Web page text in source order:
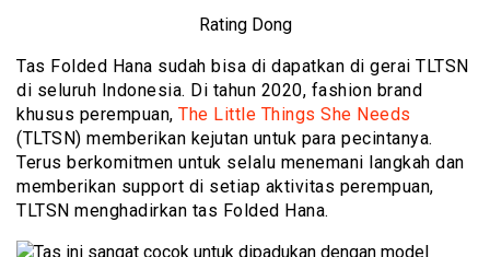
Rating Dong
Tas Folded Hana sudah bisa di dapatkan di gerai TLTSN
di seluruh Indonesia. Di tahun 2020, fashion brand
khusus perempuan, The Little Things She Needs
(TLTSN) memberikan kejutan untuk para pecintanya.
Terus berkomitmen untuk selalu menemani langkah dan
memberikan support di setiap aktivitas perempuan,
TLTSN menghadirkan tas Folded Hana.